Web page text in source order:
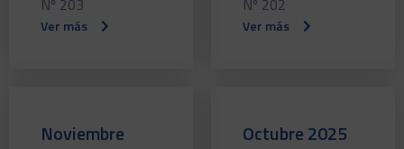
Nº 203
Ver más
Nº 202
Ver más
Noviembre
Octubre 2025